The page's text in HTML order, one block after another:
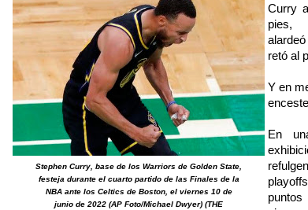
Stephen Curry, base de los Warriors de Golden State,
festeja durante el cuarto partido de las Finales de la
NBA ante los Celtics de Boston, el viernes 10 de
junio de 2022 (AP Foto/Michael Dwyer) (THE
Curry
pies,
retó al
Y en
En